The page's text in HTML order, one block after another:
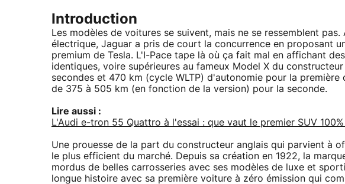
Introduction
Les modèles de voitures se suivent, mais ne se ressemblent
électrique, Jaguar a pris de court la concurrence en proposant
premium de Tesla. L'I-Pace tape là où ça fait mal en affichant
identiques, voire supérieures au fameux Model X du
secondes et 470 km (cycle WLTP) d'autonomie pour la
de 375 à 505 km (en fonction de la version) pour la seconde.
Lire aussi :
L'Audi e-tron 55 Quattro à l'essai : que vaut le premier SUV
Une prouesse de la part du constructeur anglais qui parvient à
le plus efficient du marché. Depuis sa création en 1922, la
mordus de belles carrosseries avec ses modèles de luxe et
longue histoire avec sa première voiture à zéro émission qui